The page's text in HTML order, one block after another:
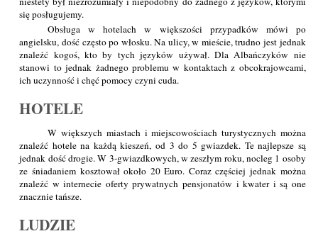
się posługujemy.
Obsługa w hotelach w większości przypadków mówi po
angielsku, dość często po włosku. Na ulicy, w mieście, trudno jest jednak
znaleźć kogoś, kto by tych języków używał. Dla Albańczyków nie
stanowi to jednak żadnego problemu w kontaktach z obcokrajowcami,
ich uczynność i chęć pomocy czyni cuda.
HOTELE
W większych miastach i miejscowościach turystycznych można
znaleźć hotele na każdą kieszeń, od 3 do 5 gwiazdek. Te najlepsze są
jednak dość drogie. W 3-gwiazdkowych, w zeszłym roku, nocleg 1 osoby
ze śniadaniem kosztował około 20 Euro. Coraz częściej jednak można
znaleźć w internecie oferty prywatnych pensjonatów i kwater i są one
znacznie tańsze.
LUDZIE